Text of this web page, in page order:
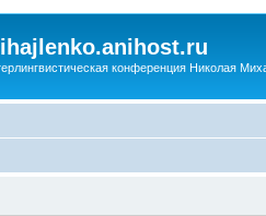
конференция Николая